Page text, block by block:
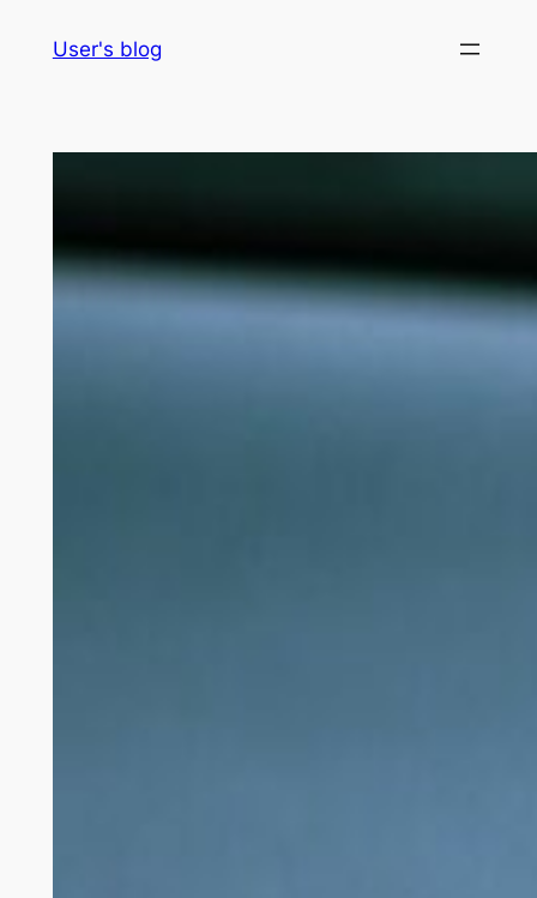
User's blog